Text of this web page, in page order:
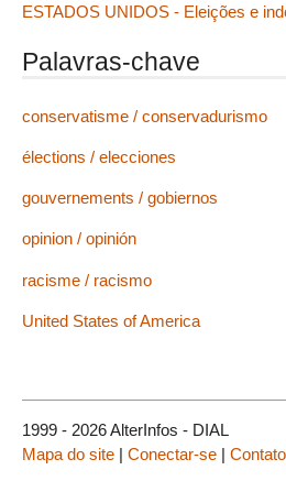
ESTADOS UNIDOS - Eleições e
Palavras-chave
conservatisme / conservadurismo
élections / elecciones
gouvernements / gobiernos
opinion / opinión
racisme / racismo
United States of America
1999 - 2026 AlterInfos - DIAL
Mapa do site | Conectar-se | Contato